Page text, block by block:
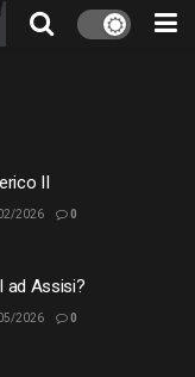
II
2026 0
ad Assisi?
2026 0